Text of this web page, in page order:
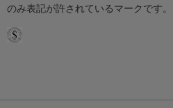
のみ表記が許されているマークです。